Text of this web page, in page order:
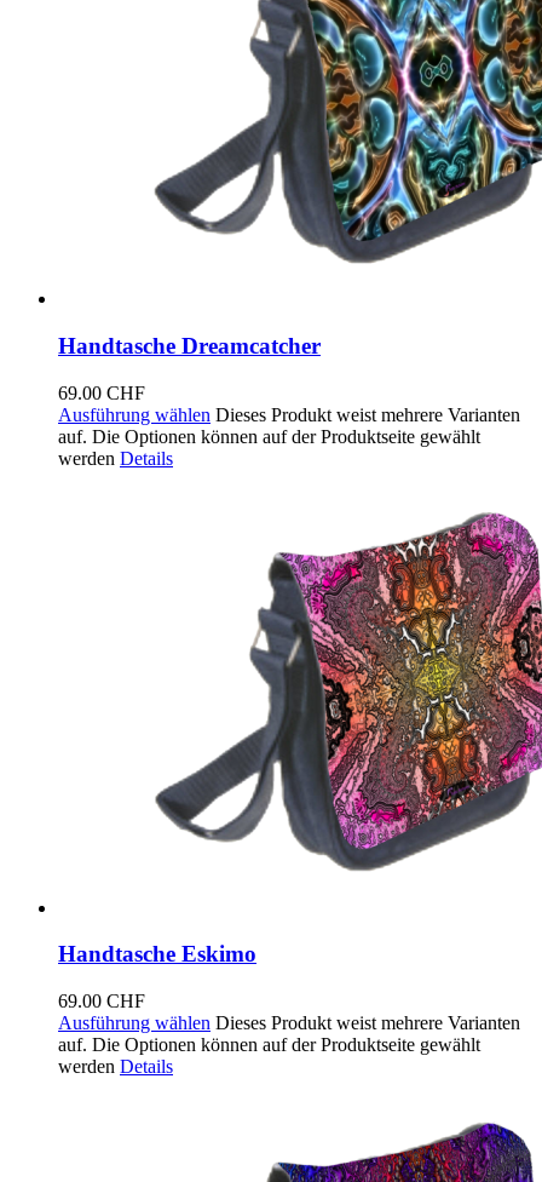
Handtasche Dreamcatcher
69.00 CHF
Ausführung wählen Dieses Produkt weist mehrere Varianten
auf. Die Optionen können auf der Produktseite gewählt
werden Details
Handtasche Eskimo
69.00 CHF
Ausführung wählen Dieses Produkt weist mehrere Varianten
auf. Die Optionen können auf der Produktseite gewählt
werden Details